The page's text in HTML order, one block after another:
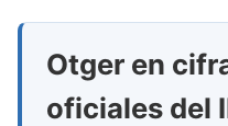
Nombres de
Nombres de
Nombres de
Otger en
oficiales del